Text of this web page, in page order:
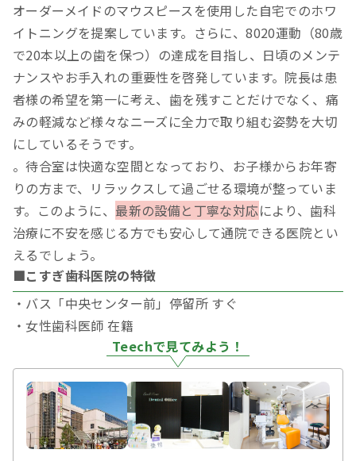
オーダーメイドのマウスピースを使用した自宅でのホワ
イトニングを提案しています。さらに、8020運動（80歳
で20本以上の歯を保つ）の達成を目指し、日頃のメンテ
ナンスやお手入れの重要性を啓発しています。院長は患
者様の希望を第一に考え、歯を残すことだけでなく、痛
みの軽減など様々なニーズに全力で取り組む姿勢を大切
にしているそうです。
。待合室は快適な空間となっており、お子様からお年寄
りの方まで、リラックスして過ごせる環境が整っていま
す。このように、 最新の設備と丁寧な対応により、歯科
治療に不安を感じる方でも安心して通院できる医院とい
えるでしょう。
■こすぎ歯科医院の特徴
・バス「中央センター前」停留所 すぐ
・女性歯科医師 在籍
Teechで見てみよう！